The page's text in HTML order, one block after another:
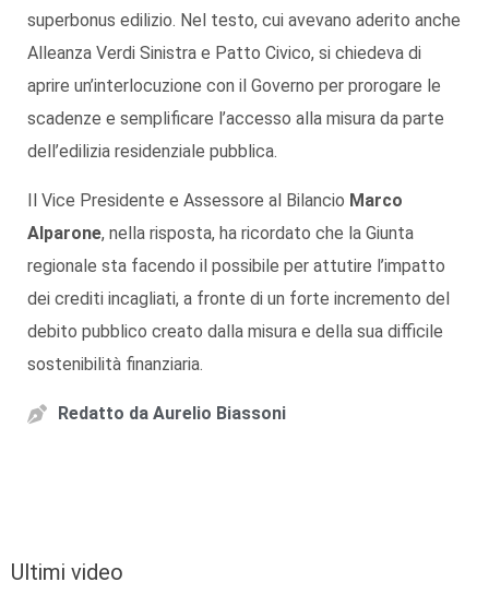
superbonus edilizio. Nel testo, cui avevano aderito anche
Alleanza Verdi Sinistra e Patto Civico, si chiedeva di
aprire un’interlocuzione con il Governo per prorogare le
scadenze e semplificare l’accesso alla misura da parte
dell’edilizia residenziale pubblica.
Il Vice Presidente e Assessore al Bilancio Marco
Alparone, nella risposta, ha ricordato che la Giunta
regionale sta facendo il possibile per attutire l’impatto
dei crediti incagliati, a fronte di un forte incremento del
debito pubblico creato dalla misura e della sua difficile
sostenibilità finanziaria.
Redatto da Aurelio Biassoni
Ultimi video